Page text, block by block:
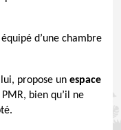
d’une chambre
propose un espace
bien qu’il ne